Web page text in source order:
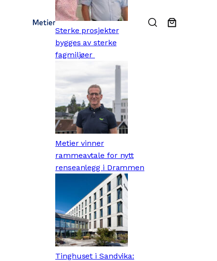
Sterke prosjekter
bygges av sterke
fagmiljøer
Metier vinner
rammeavtale for nytt
renseanlegg i Drammen
Tinghuset i Sandvika: